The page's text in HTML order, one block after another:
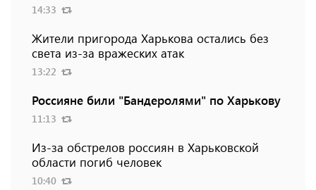
14:33
Жители пригорода Харькова остались без
света из-за вражеских атак
13:22
Россияне били "Бандеролями" по Харькову
11:13
Из-за обстрелов россиян в Харьковской
области погиб человек
10:40